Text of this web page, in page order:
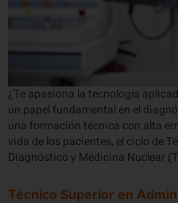
¿Te apasiona la tecnología
un papel fundamental en el
una formación técnica con alta
vida de los pacientes, el ciclo de
Diagnóstico y Medicina Nuclear
Técnico Superior en